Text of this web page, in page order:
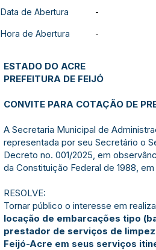
Data de Abertura -
Hora de Abertura -
ESTADO DO ACRE
PREFEITURA DE FEIJÓ
CONVITE PARA COTAÇÃO DE
A Secretaria Municipal de
representada por seu Secretário o
Decreto no. 001/2025, em
da Constituição Federal de 1988,
RESOLVE:
Tornar público o interesse em
locação de embarcações tipo
prestador de serviços de
Feijó-Acre em seus serviços